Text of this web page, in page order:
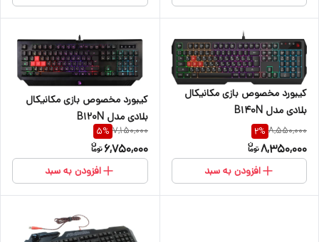
کیبورد مخصوص بازی مکانیکال
بلادی مدل B140N
8,550,000
2%
8,350,000
افزودن به سبد
کیبورد مخصوص بازی مکانیکال
بلادی مدل B120N
7,150,000
5%
6,750,000
افزودن به سبد